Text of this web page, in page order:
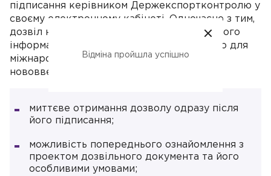
підписання керівником Держекспортконтролю у
своєму електронному кабінеті. Одночасно з тим,
дозвіл надсилається до Єдиного державного
інформаційного веб-порталу «Єдине вікно для
міжнародної торгівлі». Серед переваг
нововведення:
миттєве отримання дозволу одразу після
його підписання;
можливість попереднього ознайомлення з
проектом дозвільного документа та його
особливими умовами;
Відміна пройшла успішно